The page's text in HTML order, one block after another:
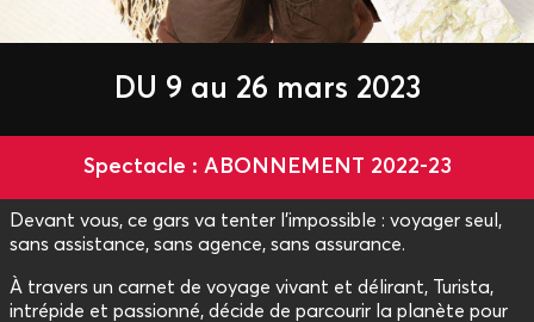
DU 9 au 26 mars 2023
Spectacle : ABONNEMENT 2022-23
Devant vous, ce gars va tenter l’impossible : voyager seul,
sans assistance, sans agence, sans assurance.
À travers un carnet de voyage vivant et délirant, Turista,
intrépide et passionné, décide de parcourir la planète pour